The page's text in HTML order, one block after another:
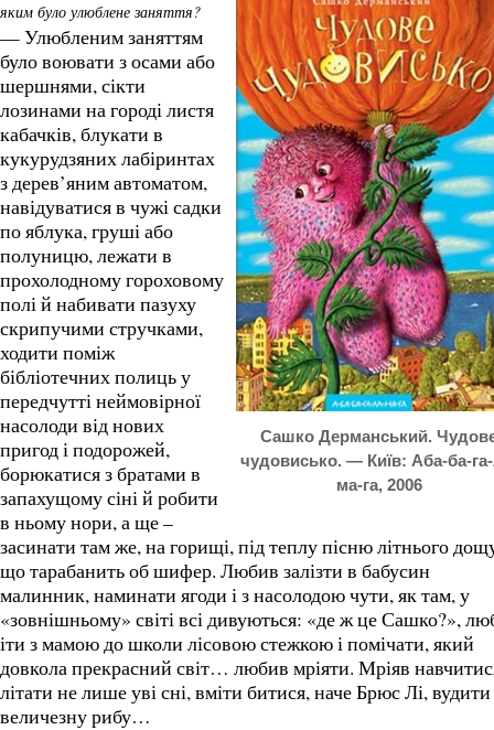
Сашко Дерманський.
чудовисько. — Київ: Аба-ба-
ма-га, 2006
яким було улюблене заняття?
— Улюбленим заняттям
було воювати з осами або
шершнями, сікти
лозинами на городі листя
кабачків, блукати в
кукурудзяних лабіринтах
з дерев’яним автоматом,
навідуватися в чужі садки
по яблука, груші або
полуницю, лежати в
прохолодному гороховому
полі й набивати пазуху
скрипучими стручками,
ходити поміж
бібліотечних полиць у
передчутті неймовірної
насолоди від нових
пригод і подорожей,
борюкатися з братами в
запахущому сіні й робити
в ньому нори, а ще –
засинати там же, на горищі, під теплу пісню літнього
що тарабанить об шифер. Любив залізти в бабусин
малинник, наминати ягоди і з насолодою чути, як там, у
«зовнішньому» світі всі дивуються: «де ж це Сашко?»,
іти з мамою до школи лісовою стежкою і помічати, який
довкола прекрасний світ… любив мріяти. Мріяв
літати не лише уві сні, вміти битися, наче Брюс Лі, вудити
величезну рибу…